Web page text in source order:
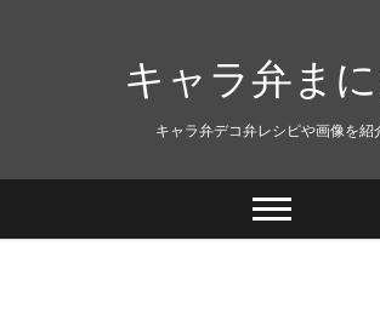
キャラ弁ま
キャラ弁デコ弁レシピや画像を紹